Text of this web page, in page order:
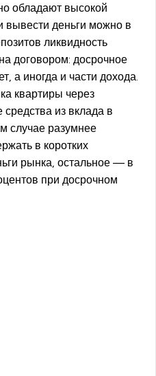
обладают высокой
вывести деньги можно в
ликвидность
договором: досрочное
а иногда и части дохода.
квартиры через
средства из вклада в
случае разумнее
в коротких
рынка, остальное — в
при досрочном